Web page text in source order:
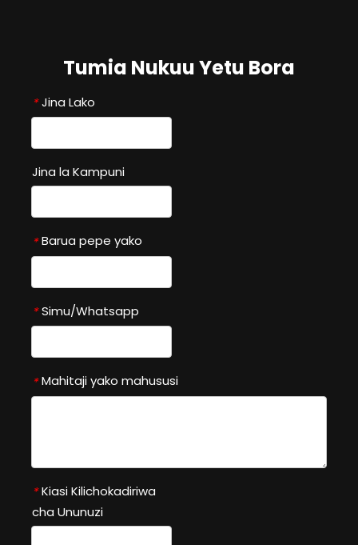
Tumia Nukuu Yetu Bora
* Jina Lako
Jina la Kampuni
* Barua pepe yako
* Simu/Whatsapp
* Mahitaji yako mahususi
* Kiasi Kilichokadiriwa
cha Ununuzi